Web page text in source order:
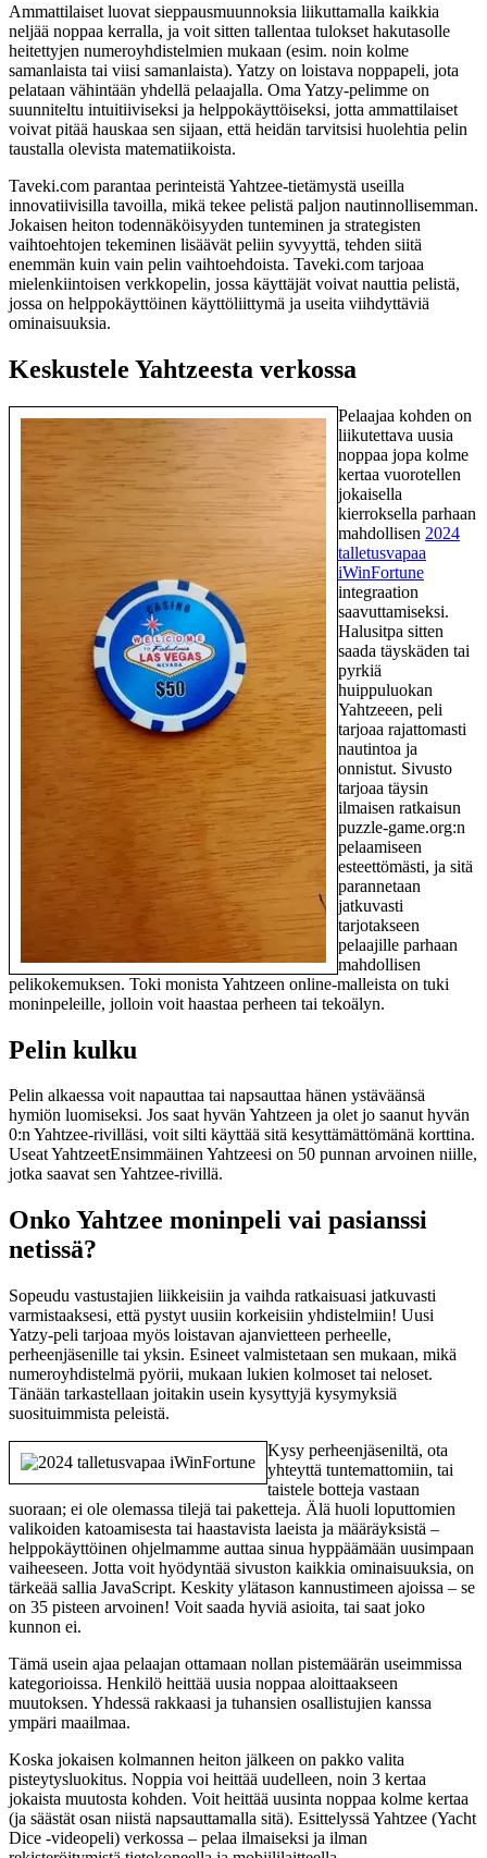
Ammattilaiset luovat sieppausmuunnoksia liikuttamalla kaikkia
neljää noppaa kerralla, ja voit sitten tallentaa tulokset hakutasolle
heitettyjen numeroyhdistelmien mukaan (esim. noin kolme
samanlaista tai viisi samanlaista). Yatzy on loistava noppapeli, jota
pelataan vähintään yhdellä pelaajalla. Oma Yatzy-pelimme on
suunniteltu intuitiiviseksi ja helppokäyttöiseksi, jotta ammattilaiset
voivat pitää hauskaa sen sijaan, että heidän tarvitsisi huolehtia pelin
taustalla olevista matematiikoista.
Taveki.com parantaa perinteistä Yahtzee-tietämystä useilla
innovatiivisilla tavoilla, mikä tekee pelistä paljon nautinnollisemman.
Jokaisen heiton todennäköisyyden tunteminen ja strategisten
vaihtoehtojen tekeminen lisäävät peliin syvyyttä, tehden siitä
enemmän kuin vain pelin vaihtoehdoista. Taveki.com tarjoaa
mielenkiintoisen verkkopelin, jossa käyttäjät voivat nauttia pelistä,
jossa on helppokäyttöinen käyttöliittymä ja useita viihdyttäviä
ominaisuuksia.
Keskustele Yahtzeesta verkossa
Pelaajaa kohden on
liikutettava uusia
noppaa jopa kolme
kertaa vuorotellen
jokaisella
kierroksella parhaan
mahdollisen 2024
talletusvapaa
iWinFortune
integraation
saavuttamiseksi.
Halusitpa sitten
saada täyskäden tai
pyrkiä
huippuluokan
Yahtzeeen, peli
tarjoaa rajattomasti
nautintoa ja
onnistut. Sivusto
tarjoaa täysin
ilmaisen ratkaisun
puzzle-game.org:n
pelaamiseen
esteettömästi, ja sitä
parannetaan
jatkuvasti
tarjotakseen
pelaajille parhaan
mahdollisen
pelikokemuksen. Toki monista Yahtzeen online-malleista on tuki
moninpeleille, jolloin voit haastaa perheen tai tekoälyn.
Pelin kulku
Pelin alkaessa voit napauttaa tai napsauttaa hänen ystäväänsä
hymiön luomiseksi. Jos saat hyvän Yahtzeen ja olet jo saanut hyvän
0:n Yahtzee-rivilläsi, voit silti käyttää sitä kesyttämättömänä korttina.
Useat YahtzeetEnsimmäinen Yahtzeesi on 50 punnan arvoinen niille,
jotka saavat sen Yahtzee-rivillä.
Onko Yahtzee moninpeli vai pasianssi
netissä?
Sopeudu vastustajien liikkeisiin ja vaihda ratkaisuasi jatkuvasti
varmistaaksesi, että pystyt uusiin korkeisiin yhdistelmiin! Uusi
Yatzy-peli tarjoaa myös loistavan ajanvietteen perheelle,
perheenjäsenille tai yksin. Esineet valmistetaan sen mukaan, mikä
numeroyhdistelmä pyörii, mukaan lukien kolmoset tai neloset.
Tänään tarkastellaan joitakin usein kysyttyjä kysymyksiä
suosituimmista peleistä.
Kysy perheenjäseniltä, ​​ota
yhteyttä tuntemattomiin, tai
taistele botteja vastaan ​​
suoraan; ei ole olemassa tilejä tai paketteja. Älä huoli loputtomien
valikoiden katoamisesta tai haastavista laeista ja määräyksistä –
helppokäyttöinen ohjelmamme auttaa sinua hyppäämään uusimpaan
vaiheeseen. Jotta voit hyödyntää sivuston kaikkia ominaisuuksia, on
tärkeää sallia JavaScript. Keskity ylätason kannustimeen ajoissa – se
on 35 pisteen arvoinen! Voit saada hyviä asioita, tai saat joko
kunnon ei.
Tämä usein ajaa pelaajan ottamaan nollan pistemäärän useimmissa
kategorioissa. Henkilö heittää uusia noppaa aloittaakseen
muutoksen. Yhdessä rakkaasi ja tuhansien osallistujien kanssa
ympäri maailmaa.
Koska jokaisen kolmannen heiton jälkeen on pakko valita
pisteytysluokitus. Noppia voi heittää uudelleen, noin 3 kertaa
jokaista muutosta kohden. Voit heittää uusinta noppaa kolme kertaa
(ja säästät osan niistä napsauttamalla sitä). Esittelyssä Yahtzee (Yacht
Dice -videopeli) verkossa – pelaa ilmaiseksi ja ilman